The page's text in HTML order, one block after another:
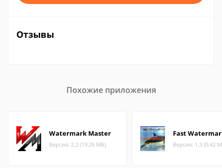
Отзывы
Похожие приложения
Watermark Master
Версия: 2.2 (19.26 МБ)
Fast
Версия: 1.3 (0.42